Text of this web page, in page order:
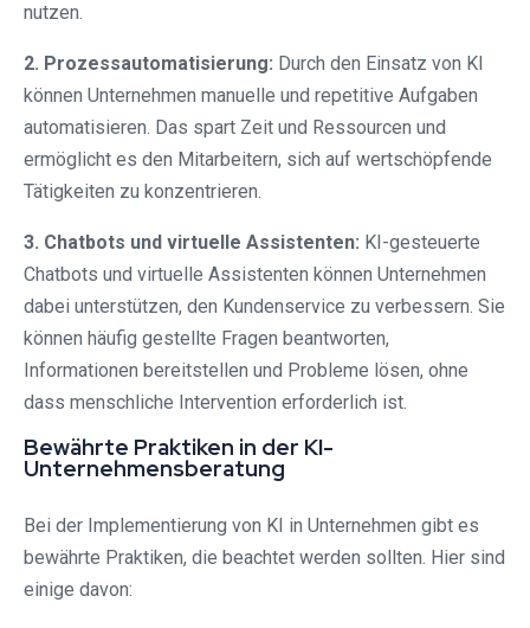
nutzen.
2. Prozessautomatisierung: Durch den Einsatz von KI
können Unternehmen manuelle und repetitive Aufgaben
automatisieren. Das spart Zeit und Ressourcen und
ermöglicht es den Mitarbeitern, sich auf wertschöpfende
Tätigkeiten zu konzentrieren.
3. Chatbots und virtuelle Assistenten: KI-gesteuerte
Chatbots und virtuelle Assistenten können Unternehmen
dabei unterstützen, den Kundenservice zu verbessern. Sie
können häufig gestellte Fragen beantworten,
Informationen bereitstellen und Probleme lösen, ohne
dass menschliche Intervention erforderlich ist.
Bewährte Praktiken in der KI-
Unternehmensberatung
Bei der Implementierung von KI in Unternehmen gibt es
bewährte Praktiken, die beachtet werden sollten. Hier sind
einige davon: